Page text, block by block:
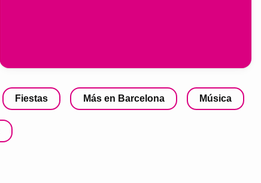
Fiestas Más en Barcelona Música